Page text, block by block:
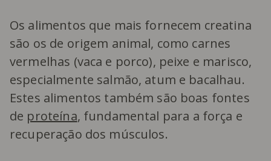
Os alimentos que mais fornecem creatina
são os de origem animal, como carnes
vermelhas (vaca e porco), peixe e marisco,
especialmente salmão, atum e bacalhau.
Estes alimentos também são boas fontes
de proteína, fundamental para a força e
recuperação dos músculos.